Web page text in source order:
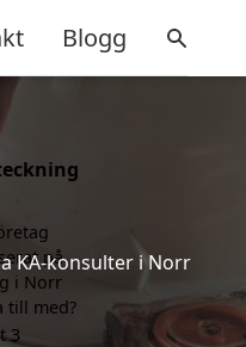
Blogg
KA-konsulter i Norr
på
i Norr
till med?
3